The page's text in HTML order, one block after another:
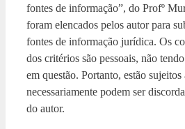
fontes de informação”, do Profº
foram elencados pelos autor para
fontes de informação jurídica. Os
dos critérios são pessoais, não
em questão. Portanto, estão sujeitos
necessariamente podem ser
do autor.